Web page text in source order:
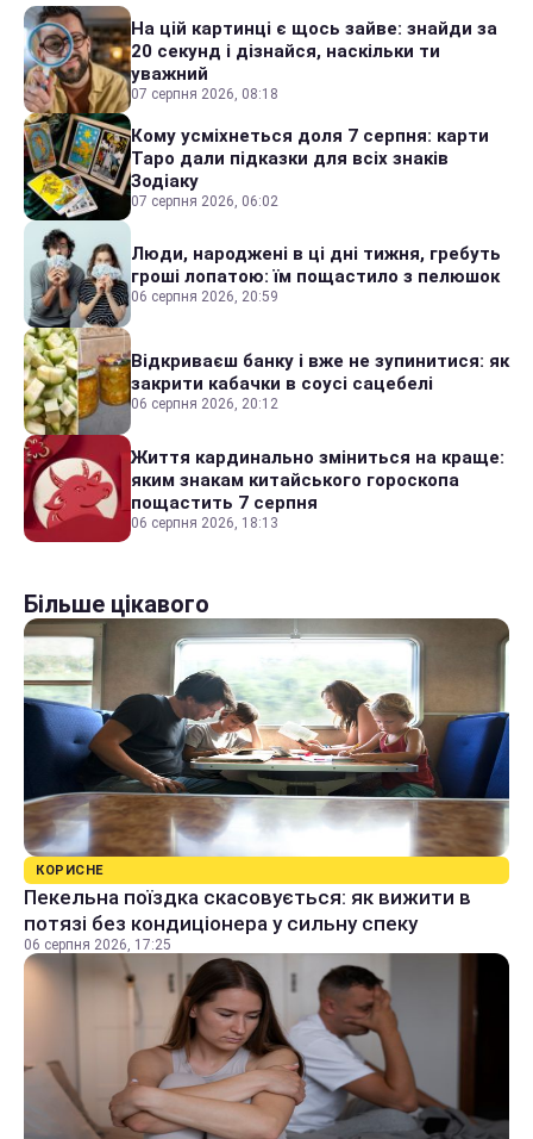
На цій картинці є щось зайве: знайди за
20 секунд і дізнайся, наскільки ти
уважний
07 серпня 2026, 08:18
Кому усміхнеться доля 7 серпня: карти
Таро дали підказки для всіх знаків
Зодіаку
07 серпня 2026, 06:02
Люди, народжені в ці дні тижня, гребуть
гроші лопатою: їм пощастило з пелюшок
06 серпня 2026, 20:59
Відкриваєш банку і вже не зупинитися: як
закрити кабачки в соусі сацебелі
06 серпня 2026, 20:12
Життя кардинально зміниться на краще:
яким знакам китайського гороскопа
пощастить 7 серпня
06 серпня 2026, 18:13
Більше цікавого
КОРИСНЕ
Пекельна поїздка скасовується: як вижити в
потязі без кондиціонера у сильну спеку
06 серпня 2026, 17:25